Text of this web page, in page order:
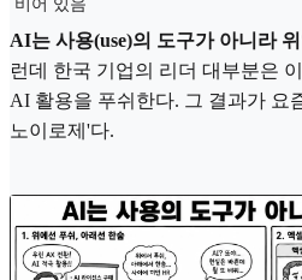
비어 있음
AI는 사용(use)의 도구가 아니라
런데 한국 기업의 리더 대부분은
AI 활용을 푸쉬한다. 그 결과가 요
노이로제'다.